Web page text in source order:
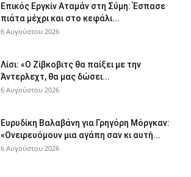
Επικός Εργκίν Αταμάν στη Σύμη: Έσπασε
πιάτα μέχρι και στο κεφάλι...
6 Αυγούστου 2026
Λίσι: «Ο Ζίβκοβιτς θα παίξει με την
Άντερλεχτ, θα μας δώσει...
6 Αυγούστου 2026
Ευρυδίκη Βαλαβάνη για Γρηγόρη Μόργκαν:
«Ονειρευόμουν μια αγάπη σαν κι αυτή...
6 Αυγούστου 2026